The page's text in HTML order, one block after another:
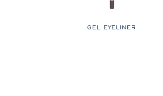
GEL EYELINER